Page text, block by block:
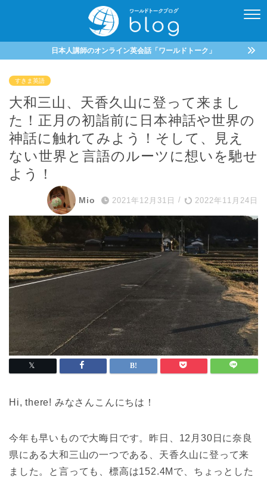
日本人講師のオンライン英会話「ワールドトーク」
すきま英語
大和三山、天香久山に登って来まし
た！正月の初詣前に日本神話や世界の
神話に触れてみよう！そして、見え
ない世界と言語のルーツに想いを馳せ
よう！
Mio 2021年12月31日 / 2022年11月24日
Hi, there! みなさんこんにちは！
今年も早いもので大晦日です。昨日、12月30日に奈良
県にある大和三山の一つである、天香久山に登って来
ました。と言っても、標高は152.4Mで、ちょっとした